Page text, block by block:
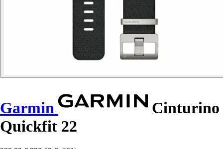
Garmin
Cinturino
Quickfit 22